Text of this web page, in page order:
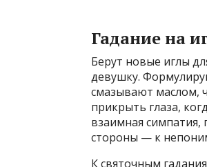
Гадание на
Берут новые иглы
девушку.
смазывают маслом,
прикрыть глаза,
взаимная
стороны — к
К святочным